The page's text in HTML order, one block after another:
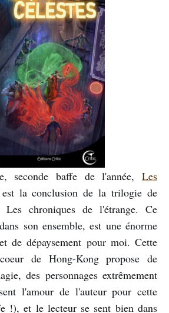
seconde baffe de l'année, Les
la conclusion de la trilogie de
Les chroniques de l'étrange. Ce
son ensemble, est une énorme
de dépaysement pour moi. Cette
de Hong-Kong propose de
des personnages extrêmement
l'amour de l'auteur pour cette
!), et le lecteur se sent bien dans